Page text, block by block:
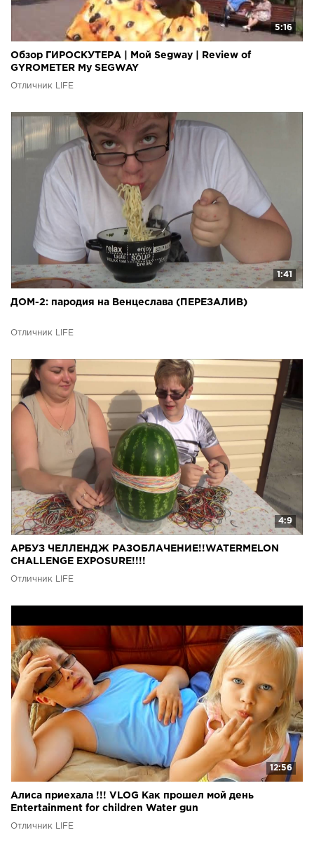
5:16
Обзор ГИРОСКУТЕРА | Мой Segway | Review of
GYROMETER My SEGWAY
Отличник LIFE
1:41
ДОМ-2: пародия на Венцеслава (ПЕРЕЗАЛИВ)
Отличник LIFE
4:9
АРБУЗ ЧЕЛЛЕНДЖ РАЗОБЛАЧЕНИЕ!!WATERMELON
CHALLENGE EXPOSURE!!!!
Отличник LIFE
12:56
Алиса приехала !!! VLOG Как прошел мой день
Entertainment for children Water gun
Отличник LIFE